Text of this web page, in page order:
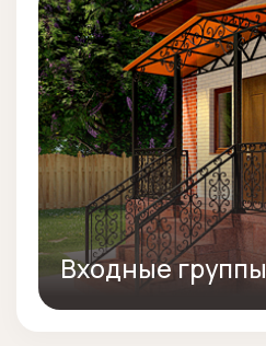
Входные группы